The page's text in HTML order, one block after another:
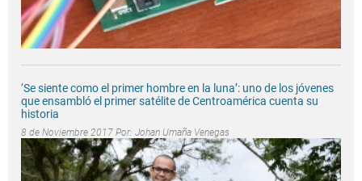
‘Se siente como el primer hombre en la luna’: uno de los jóvenes
que ensambló el primer satélite de Centroamérica cuenta su
historia
8 de Noviembre 2017 Por: Johan Umaña Venegas